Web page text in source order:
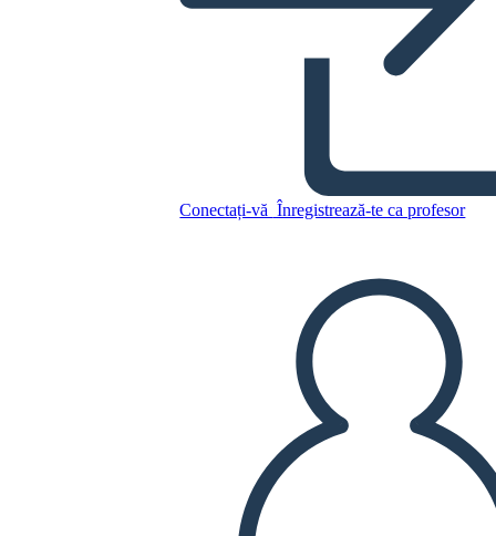
Conectați-vă Înregistrează-te ca profesor
Copiați acest Storyboard
REDAȚI PREZENTAREA DE DIAPOZITIVE
CITESTE-MI